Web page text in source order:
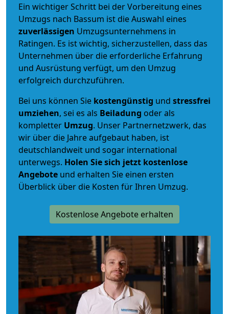
Ein wichtiger Schritt bei der Vorbereitung eines
Umzugs nach Bassum ist die Auswahl eines
zuverlässigen Umzugsunternehmens in
Ratingen. Es ist wichtig, sicherzustellen, dass das
Unternehmen über die erforderliche Erfahrung
und Ausrüstung verfügt, um den Umzug
erfolgreich durchzuführen.
Bei uns können Sie kostengünstig und stressfrei
umziehen, sei es als Beiladung oder als
kompletter Umzug. Unser Partnernetzwerk, das
wir über die Jahre aufgebaut haben, ist
deutschlandweit und sogar international
unterwegs. Holen Sie sich jetzt kostenlose
Angebote und erhalten Sie einen ersten
Überblick über die Kosten für Ihren Umzug.
Kostenlose Angebote erhalten